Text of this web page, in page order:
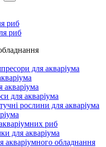
риб
риб
для акваріума
акваріума
для акваріума
рослини для акваріума
риб
для акваріума
акваріумного обладнання